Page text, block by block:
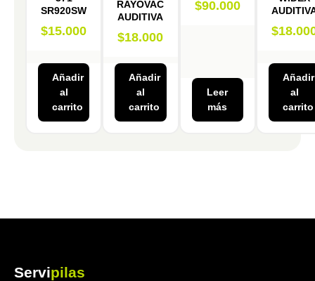
SR920SW
$15.000
Añadir
al
carrito
RAYOVAC
AUDITIVA
$18.000
Añadir
al
carrito
$90.000
Leer
más
$
Añadir
al
carrito
Servipilas